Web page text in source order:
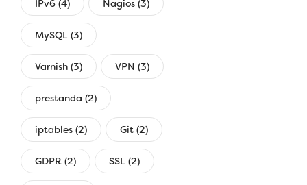
IPv6 (4) Nagios (3)
MySQL (3)
Varnish (3) VPN (3)
prestanda (2)
iptables (2) Git (2)
GDPR (2) SSL (2)